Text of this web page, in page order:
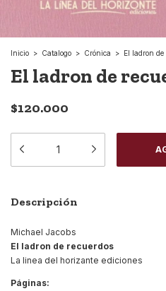
Inicio > Catalogo > Crónica > El ladron de
El ladron de
$120.000
Descripción
Michael Jacobs
El ladron de recuerdos
La linea del horizante ediciones
Páginas: